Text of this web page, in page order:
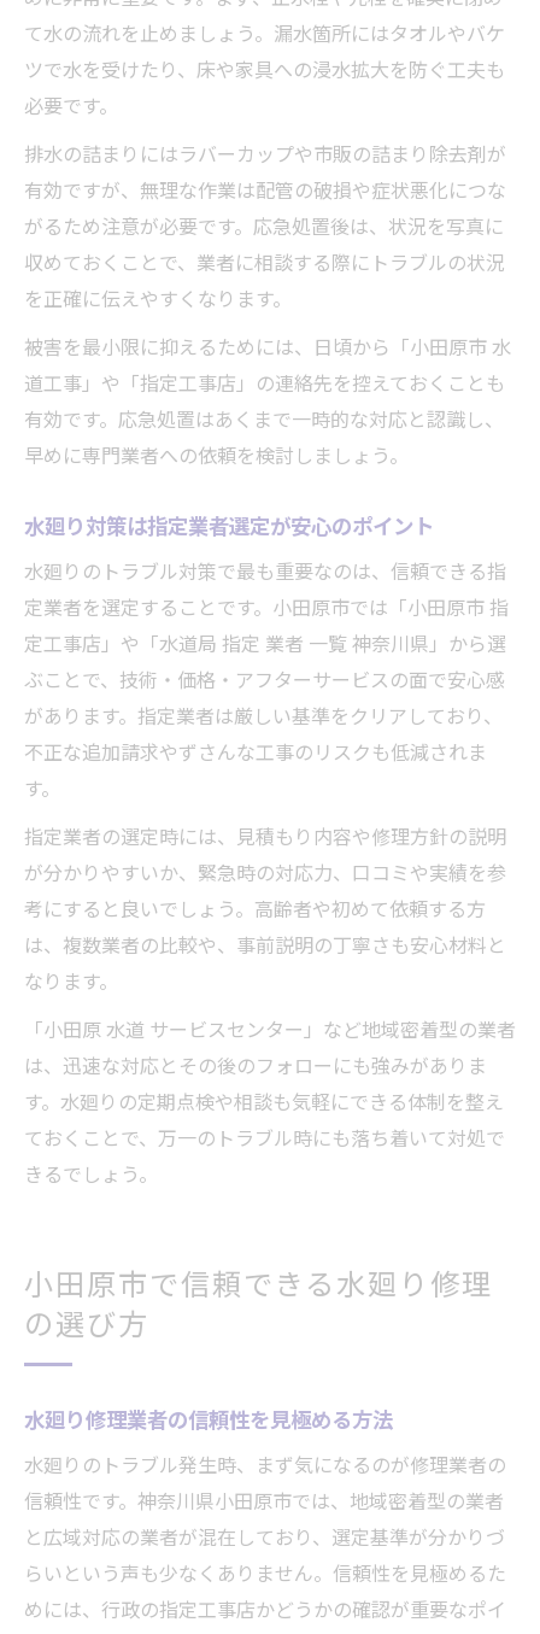
て水の流れを止めましょう。漏水箇所にはタオルやバケ
ツで水を受けたり、床や家具への浸水拡大を防ぐ工夫も
必要です。
排水の詰まりにはラバーカップや市販の詰まり除去剤が
有効ですが、無理な作業は配管の破損や症状悪化につな
がるため注意が必要です。応急処置後は、状況を写真に
収めておくことで、業者に相談する際にトラブルの状況
を正確に伝えやすくなります。
被害を最小限に抑えるためには、日頃から「小田原市 水
道工事」や「指定工事店」の連絡先を控えておくことも
有効です。応急処置はあくまで一時的な対応と認識し、
早めに専門業者への依頼を検討しましょう。
水廻り対策は指定業者選定が安心のポイント
水廻りのトラブル対策で最も重要なのは、信頼できる指
定業者を選定することです。小田原市では「小田原市 指
定工事店」や「水道局 指定 業者 一覧 神奈川県」から選
ぶことで、技術・価格・アフターサービスの面で安心感
があります。指定業者は厳しい基準をクリアしており、
不正な追加請求やずさんな工事のリスクも低減されま
す。
指定業者の選定時には、見積もり内容や修理方針の説明
が分かりやすいか、緊急時の対応力、口コミや実績を参
考にすると良いでしょう。高齢者や初めて依頼する方
は、複数業者の比較や、事前説明の丁寧さも安心材料と
なります。
「小田原 水道 サービスセンター」など地域密着型の業者
は、迅速な対応とその後のフォローにも強みがありま
す。水廻りの定期点検や相談も気軽にできる体制を整え
ておくことで、万一のトラブル時にも落ち着いて対処で
きるでしょう。
小田原市で信頼できる水廻り修理
の選び方
水廻り修理業者の信頼性を見極める方法
水廻りのトラブル発生時、まず気になるのが修理業者の
信頼性です。神奈川県小田原市では、地域密着型の業者
と広域対応の業者が混在しており、選定基準が分かりづ
らいという声も少なくありません。信頼性を見極めるた
めには、行政の指定工事店かどうかの確認が重要なポイ